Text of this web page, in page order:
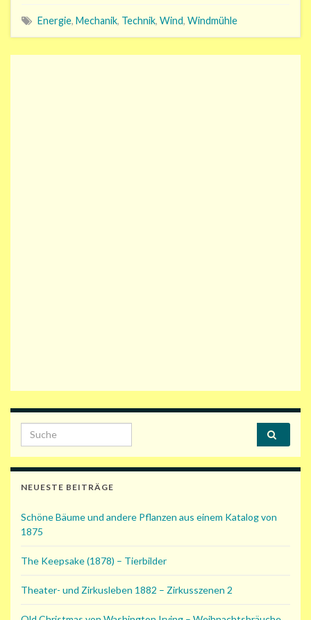
Energie, Mechanik, Technik, Wind, Windmühle
Search for:
NEUESTE BEITRÄGE
Schöne Bäume und andere Pflanzen aus einem Katalog von
1875
The Keepsake (1878) – Tierbilder
Theater- und Zirkusleben 1882 – Zirkusszenen 2